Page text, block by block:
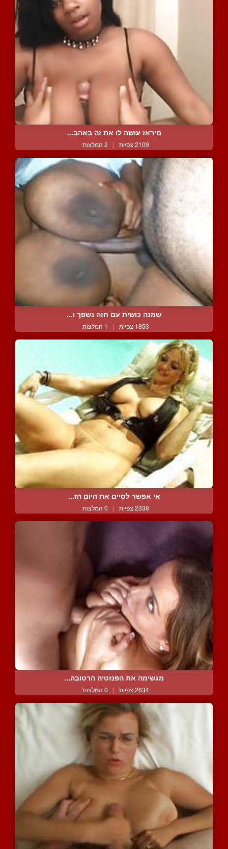
מיראז עושה לו את זה באהב...
2109 צפיות | 2 המלצות
שמנה כושית עם חזה נשפך ו...
1853 צפיות | 1 המלצות
אי אפשר לסיים את היום הז...
2338 צפיות | 0 המלצות
מגשימה את הפנזטיה הרטובה...
2634 צפיות | 0 המלצות